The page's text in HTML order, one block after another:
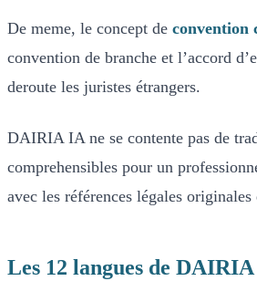
De meme, le concept de convention
convention de branche et l’accord
deroute les juristes étrangers.
DAIRIA IA ne se contente pas de
comprehensibles pour un
avec les références légales
Les 12 langues de